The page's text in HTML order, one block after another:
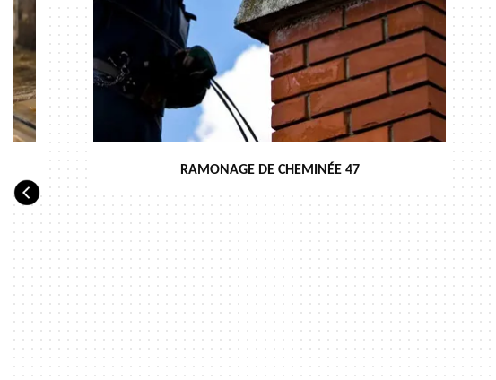
RAMONAGE DE CHEMINÉE 47